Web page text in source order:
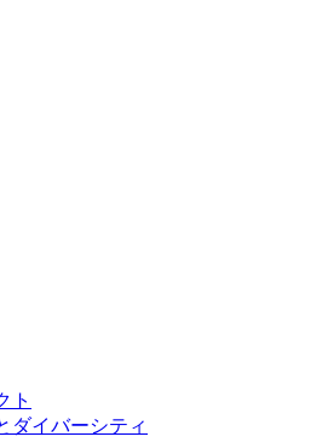
ト
ダイバーシティ